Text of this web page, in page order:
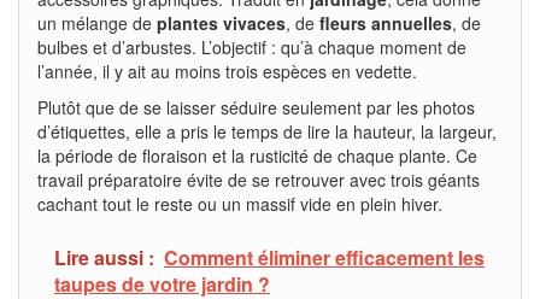
un mélange de plantes vivaces, de fleurs annuelles, de
bulbes et d’arbustes. L’objectif : qu’à chaque moment de
l’année, il y ait au moins trois espèces en vedette.
Plutôt que de se laisser séduire seulement par les photos
d’étiquettes, elle a pris le temps de lire la hauteur, la largeur,
la période de floraison et la rusticité de chaque plante. Ce
travail préparatoire évite de se retrouver avec trois géants
cachant tout le reste ou un massif vide en plein hiver.
Lire aussi : Comment éliminer efficacement les
taupes de votre jardin ?